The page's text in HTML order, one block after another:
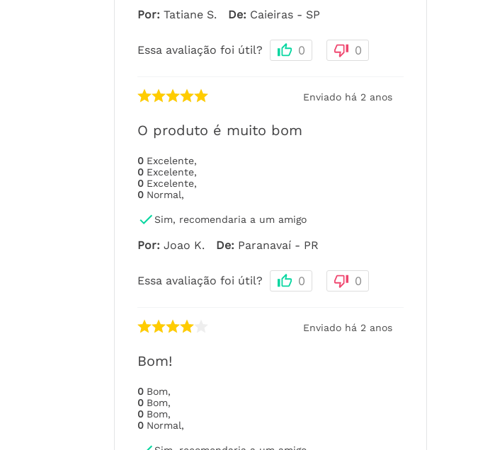
Por: Tatiane S. De: Caieiras - SP
Essa avaliação foi útil? 0 0
Enviado há 2 anos
O produto é muito bom
0 Excelente,
0 Excelente,
0 Excelente,
0 Normal,
Sim, recomendaria a um amigo
Por: Joao K. De: Paranavaí - PR
Essa avaliação foi útil? 0 0
Enviado há 2 anos
Bom!
0 Bom,
0 Bom,
0 Bom,
0 Normal,